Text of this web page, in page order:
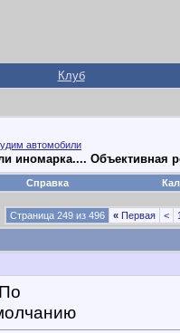
Клуб
автомобили
иномарка.... Объективная
Справка
Страница 249 из 496 « Первая <